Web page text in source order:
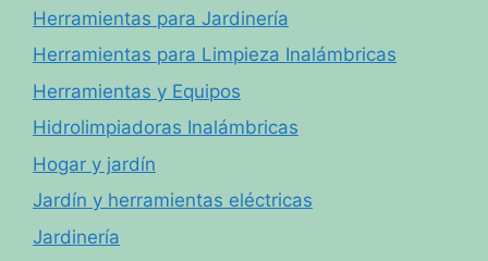
Herramientas para Jardinería
Herramientas para Limpieza Inalámbricas
Herramientas y Equipos
Hidrolimpiadoras Inalámbricas
Hogar y jardín
Jardín y herramientas eléctricas
Jardinería